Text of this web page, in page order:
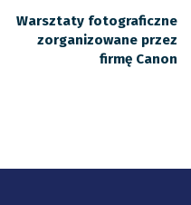
Warsztaty fotograficzne
zorganizowane przez
firmę Canon